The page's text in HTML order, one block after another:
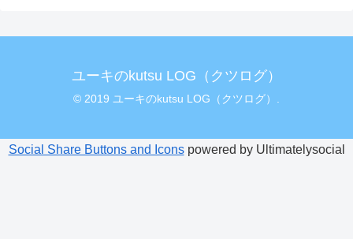
ユーキのkutsu LOG（クツログ）
© 2019 ユーキのkutsu LOG（クツログ）.
Social Share Buttons and Iconspowered by Ultimatelysocial